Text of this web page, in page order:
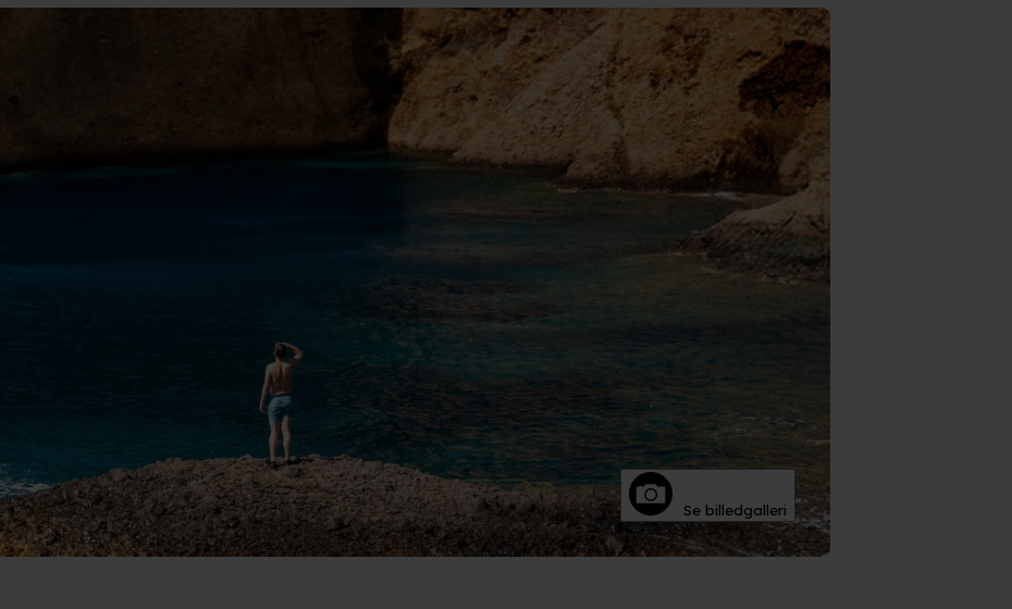
cookies fra tredjeparter til at optimere dit besøg på vores hjemmeside. Det gør vi for at sikre
huske dine præferencer og til markedsføring.
behandler vi kortvarigt din IP-adresse. IP-adressen kan blive delt med vores partnere.
Du kan
cookies og behandling af dine personoplysninger i både vores
privatlivspolitik og
Se billedgalleri